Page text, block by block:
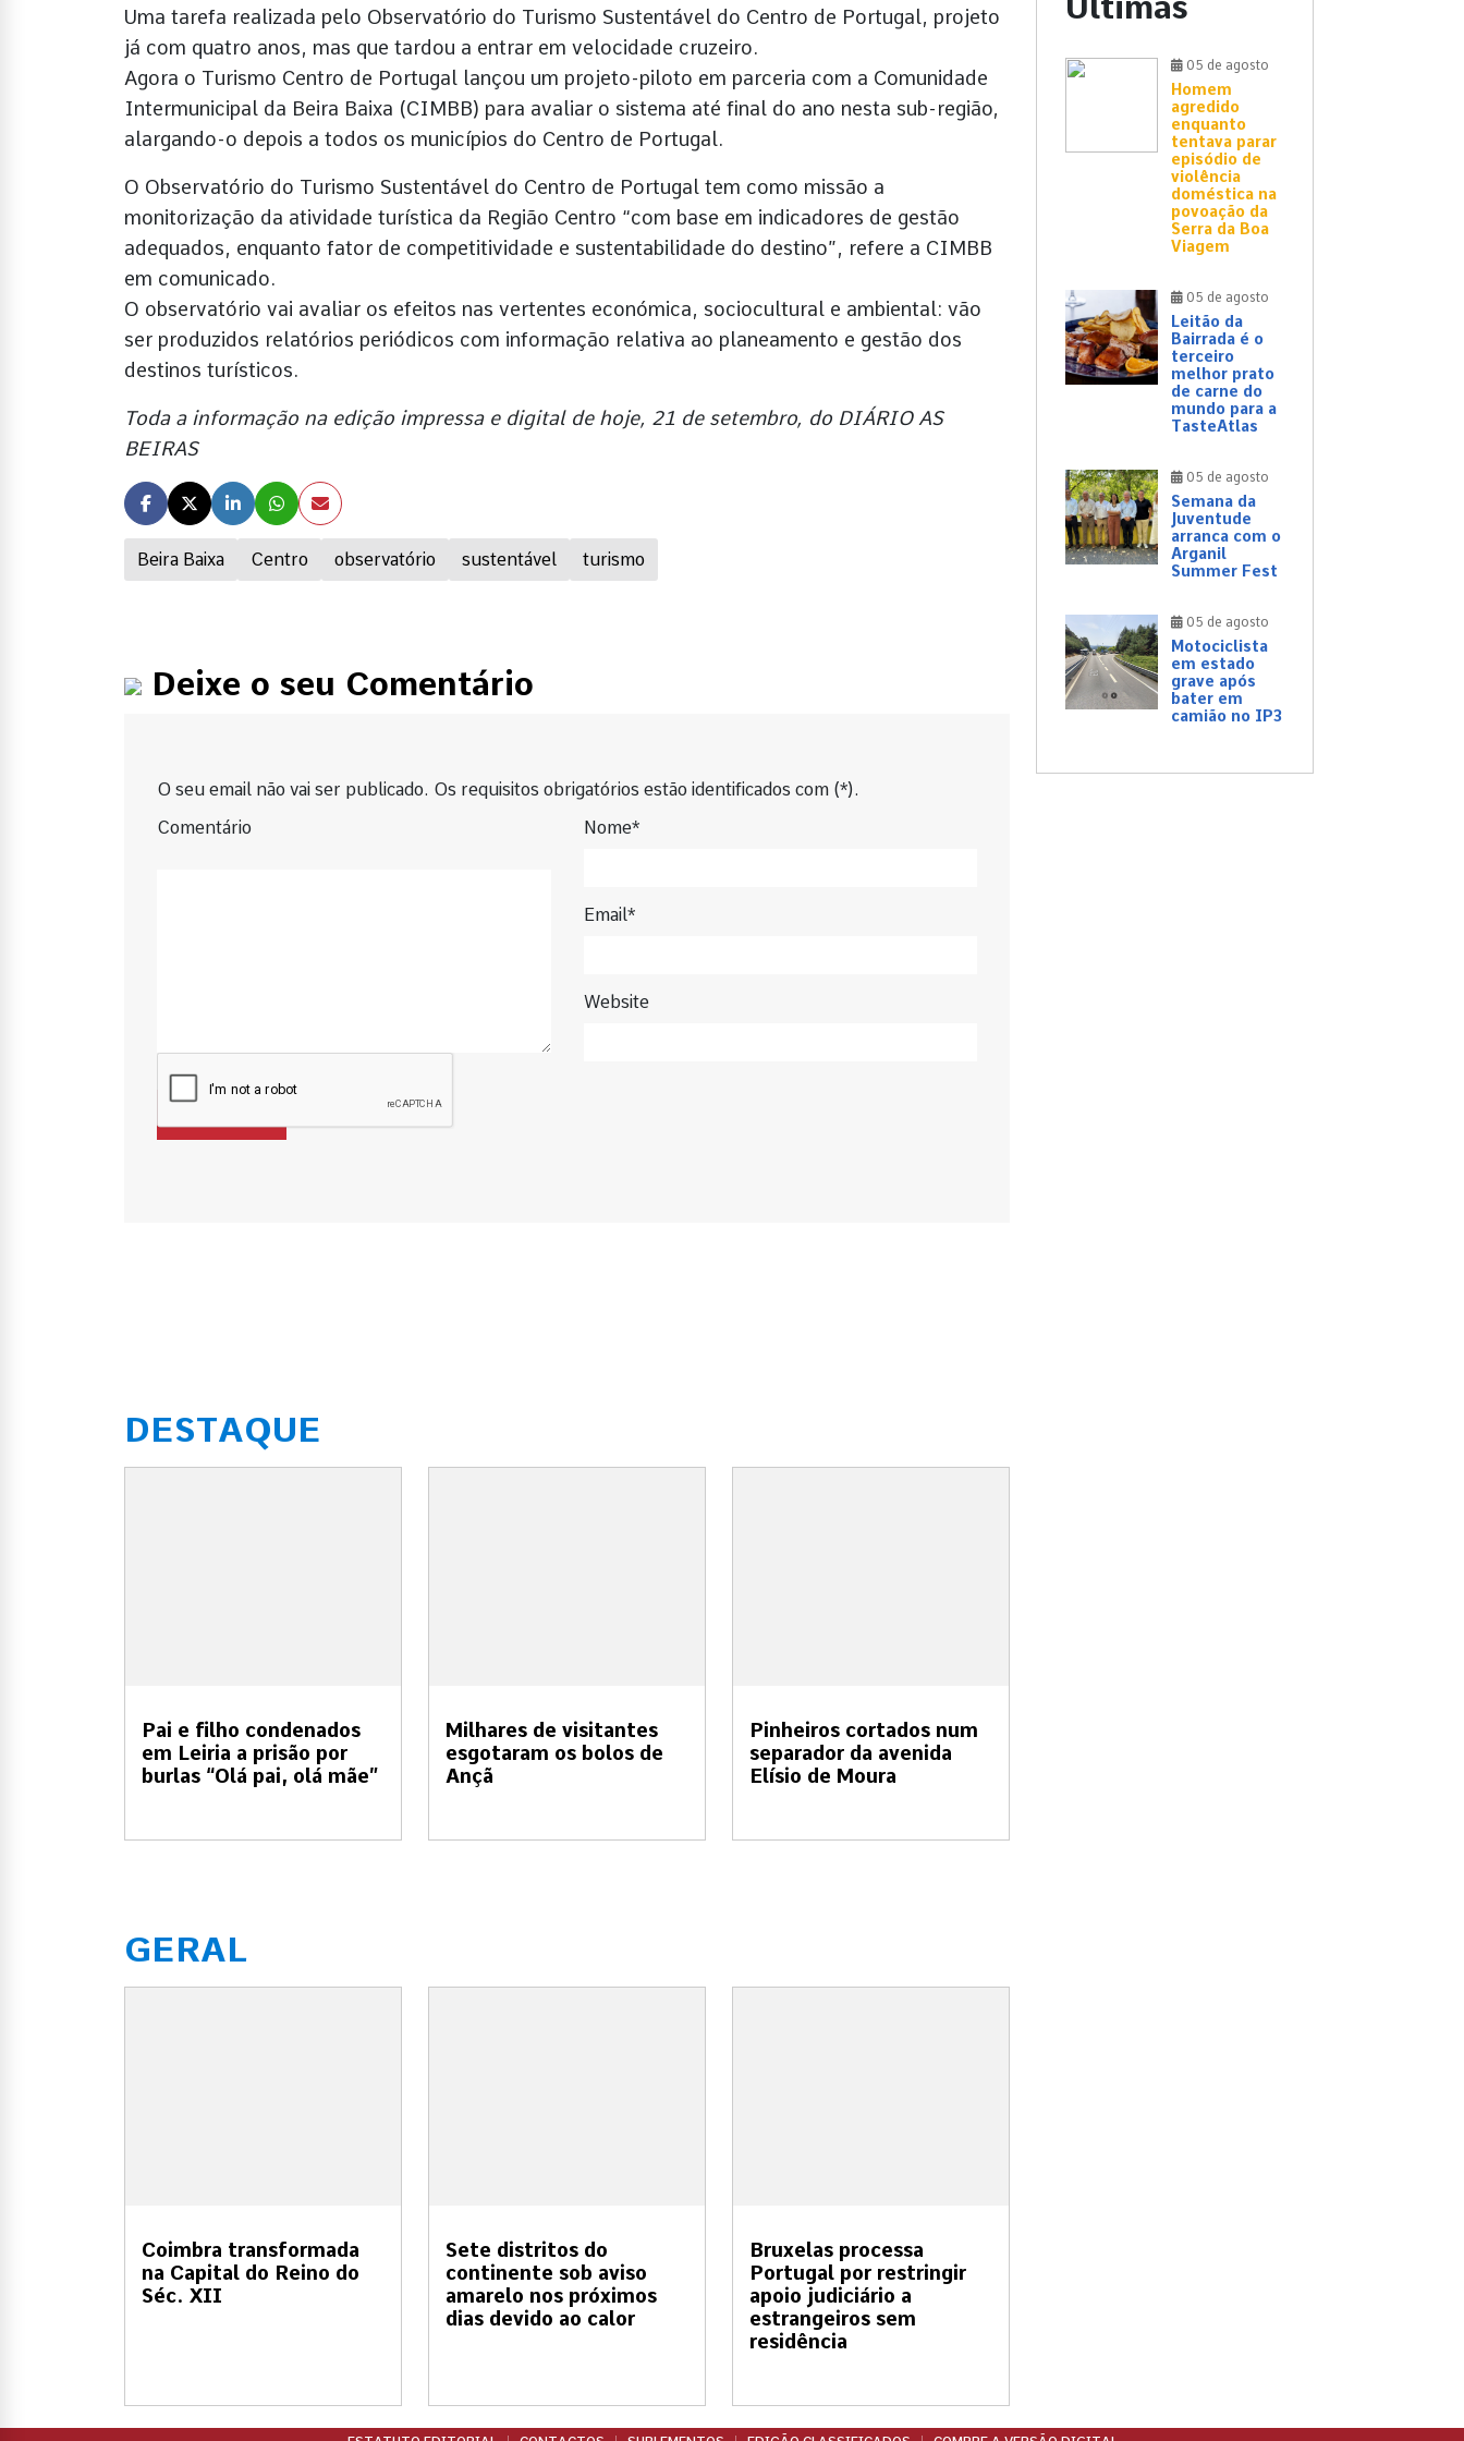
Beira Baixa Centro observatório sustentável turismo
Uma tarefa realizada pelo Observatório do Turismo Sustentável do Centro de Portugal, projeto
já com quatro anos, mas que tardou a entrar em velocidade cruzeiro.
Agora o Turismo Centro de Portugal lançou um projeto-piloto em parceria com a Comunidade
Intermunicipal da Beira Baixa (CIMBB) para avaliar o sistema até final do ano nesta sub-região,
alargando-o depois a todos os municípios do Centro de Portugal.
O Observatório do Turismo Sustentável do Centro de Portugal tem como missão a
monitorização da atividade turística da Região Centro “com base em indicadores de gestão
adequados, enquanto fator de competitividade e sustentabilidade do destino”, refere a CIMBB
em comunicado.
O observatório vai avaliar os efeitos nas vertentes económica, sociocultural e ambiental: vão
ser produzidos relatórios periódicos com informação relativa ao planeamento e gestão dos
destinos turísticos.
Toda a informação na edição impressa e digital de hoje, 21 de setembro, do DIÁRIO AS
BEIRAS
Deixe o seu Comentário
O seu email não vai ser publicado. Os requisitos obrigatórios estão identificados com (*).
Comentário
Nome*
Email*
Website
05 de agosto
Homem
agredido
enquanto
tentava parar
episódio de
violência
doméstica na
povoação da
Serra da Boa
Viagem
05 de agosto
Leitão da
Bairrada é o
terceiro
melhor prato
de carne do
mundo para a
TasteAtlas
05 de agosto
Semana da
Juventude
arranca com o
Arganil
Summer Fest
05 de agosto
Motociclista
em estado
grave após
bater em
camião no IP3
DESTAQUE
Pai e filho condenados
em Leiria a prisão por
burlas “Olá pai, olá mãe”
Milhares de visitantes
esgotaram os bolos de
Ançã
Pinheiros cortados num
separador da avenida
Elísio de Moura
GERAL
Coimbra transformada
na Capital do Reino do
Séc. XII
Sete distritos do
continente sob aviso
amarelo nos próximos
dias devido ao calor
Bruxelas processa
Portugal por restringir
apoio judiciário a
estrangeiros sem
residência